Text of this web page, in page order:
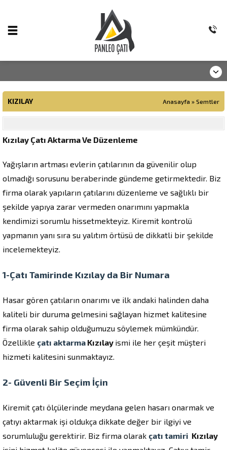
KIZILAY Anasayfa » Semtler
Kızılay Çatı Aktarma Ve Düzenleme
Yağışların artması evlerin çatılarının da güvenilir olup
olmadığı sorusunu beraberinde gündeme getirmektedir. Biz
firma olarak yapıların çatılarını düzenleme ve sağlıklı bir
şekilde yapıya zarar vermeden onarımını yapmakla
kendimizi sorumlu hissetmekteyiz. Kiremit kontrolü
yapmanın yanı sıra su yalıtım örtüsü de dikkatli bir şekilde
incelemekteyiz.
1-Çatı Tamirinde Kızılay da Bir Numara
Hasar gören çatıların onarımı ve ilk andaki halinden daha
kaliteli bir duruma gelmesini sağlayan hizmet kalitesine
firma olarak sahip olduğumuzu söylemek mümkündür.
Özellikle çatı aktarma Kızılay ismi ile her çeşit müşteri
hizmeti kalitesini sunmaktayız.
2- Güvenli Bir Seçim İçin
Kiremit çatı ölçülerinde meydana gelen hasarı onarmak ve
çatıyı aktarmak işi oldukça dikkate değer bir ilgiyi ve
sorumluluğu gerektirir. Biz firma olarak çatı tamiri Kızılay